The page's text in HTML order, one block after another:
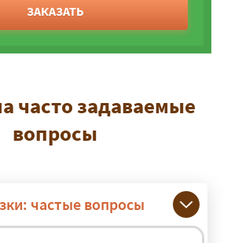
ЗАКАЗАТЬ
часто задаваемые
вопросы
частые вопросы